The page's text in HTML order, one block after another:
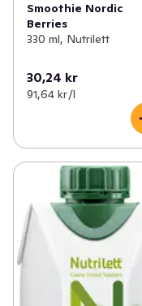
Smoothie Nordic
Berries
330 ml, Nutrilett
30,24 kr
91,64 kr /l